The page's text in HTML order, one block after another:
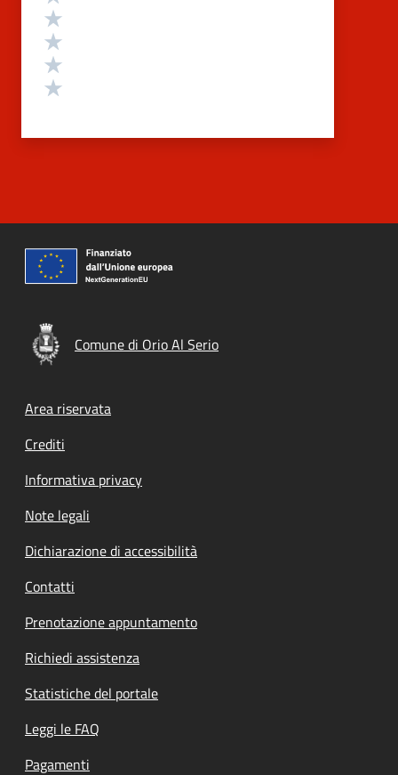
Comune di Orio Al Serio
Footer menu
Area riservata
Crediti
Informativa privacy
Note legali
Dichiarazione di accessibilità
Contatti
Prenotazione appuntamento
Richiedi assistenza
Statistiche del portale
Leggi le FAQ
Pagamenti